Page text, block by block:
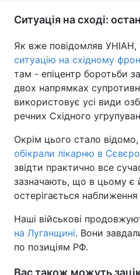
Ситуація на сході:
Як вже повідомляв УНІАН,
ситуацію на східному
там - епіцентр боротьби
двох напрямках
використовує усі види
речних Східного
Окрім цього стало
обікрали лікарню в
звідти практично все
зазначають, що в цьому є
остерігається
Наші військові
на Луганщині. Вони
по позиціям РФ.
Вас також можуть